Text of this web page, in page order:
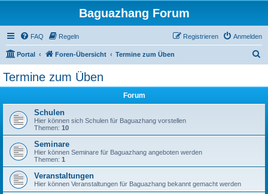
Baguazhang Forum
FAQ Regeln Anmelden
Registrieren
Portal Foren-Übersicht Termine zum Üben
Termine zum Üben
Forum
Schulen
Hier können sich Schulen für Baguazhang vorstellen
Themen: 10
Seminare
Hier können Seminare für Baguazhang angeboten werden
Themen: 1
Veranstaltungen
Hier können Veranstaltungen für Baguazhang bekannt gemacht werden